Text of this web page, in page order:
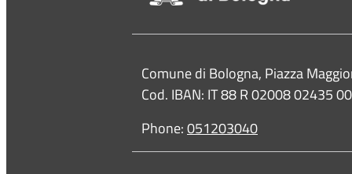
Contacts
Comune di Bologna, Piazza
Cod. IBAN: IT 88 R 02008 02435
Phone:051203040